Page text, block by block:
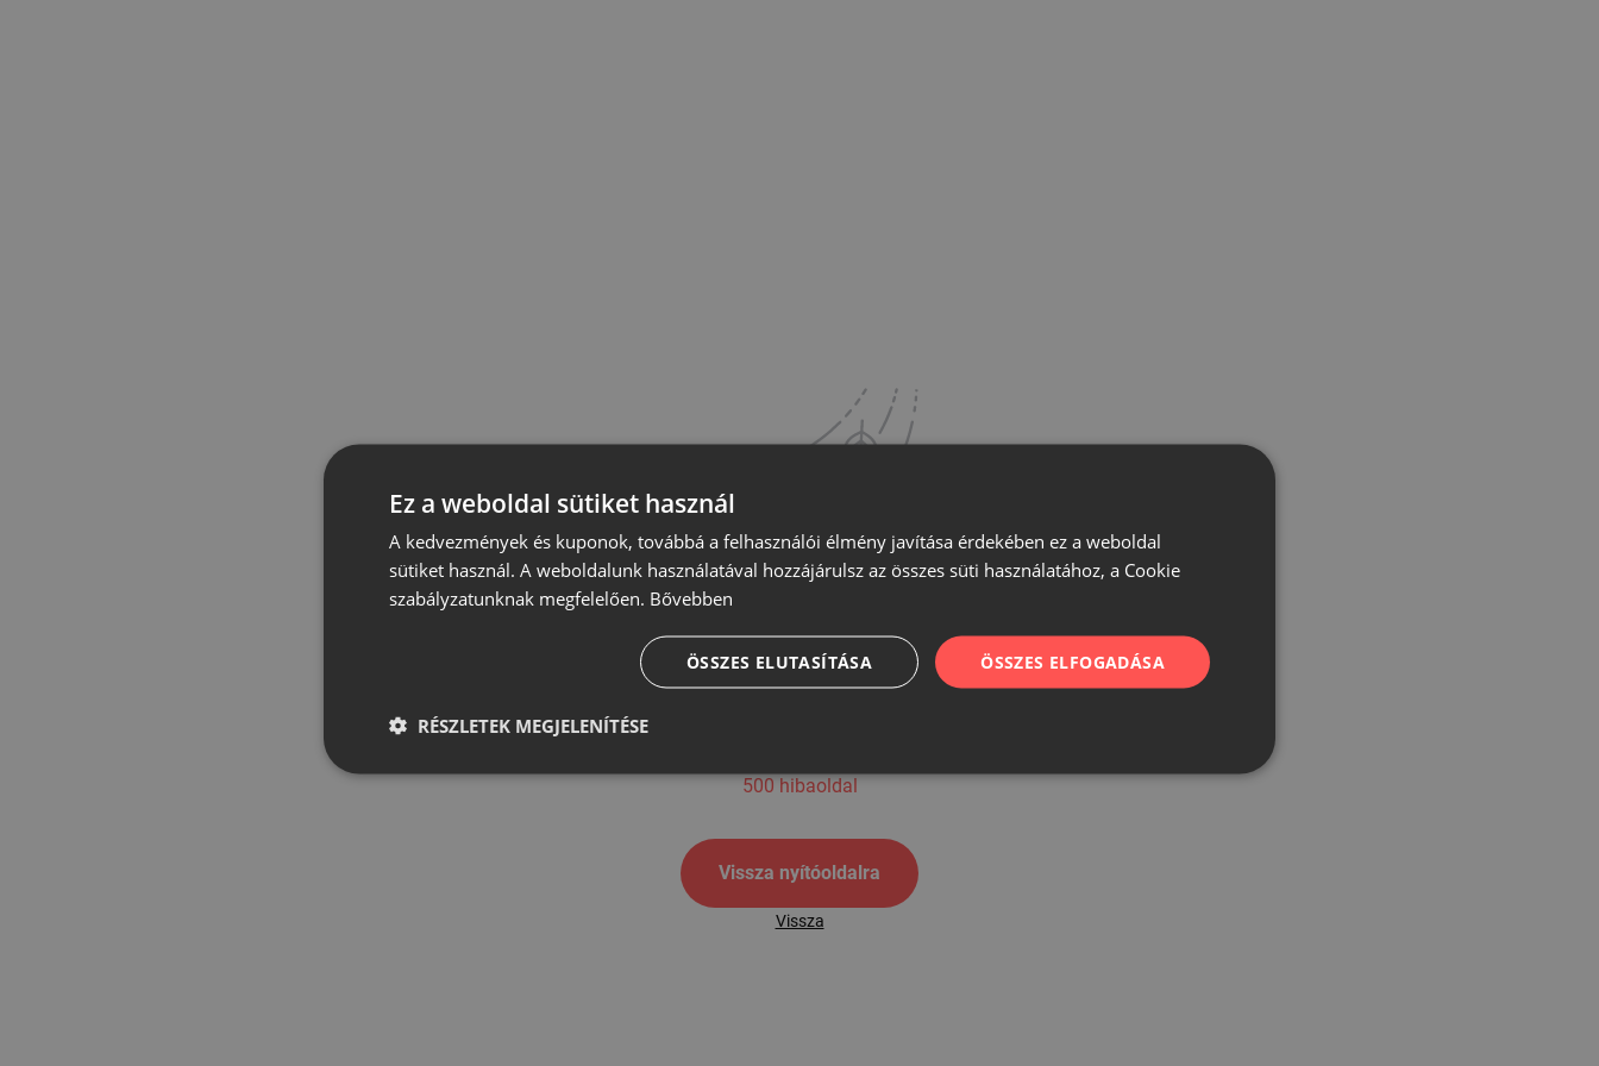
500
500 hibaoldal
Vissza nyítóoldalra
Vissza
Ez a weboldal sütiket használ
A kedvezmények és kuponok, továbbá a felhasználói élmény javítása érdekében ez a weboldal
sütiket használ. A weboldalunk használatával hozzájárulsz az összes süti használatához, a Cookie
szabályzatunknak megfelelően. Bővebben
ÖSSZES ELFOGADÁSA
ÖSSZES ELUTASÍTÁSA
RÉSZLETEK MEGJELENÍTÉSE